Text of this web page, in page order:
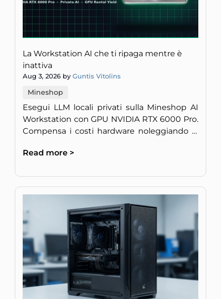
La Workstation AI che ti ripaga mentre è
inattiva
Aug 3, 2026 by Guntis Vitolins
Mineshop
Esegui LLM locali privati sulla Mineshop AI
Workstation con GPU NVIDIA RTX 6000 Pro.
Compensa i costi hardware noleggiando la
Read more >